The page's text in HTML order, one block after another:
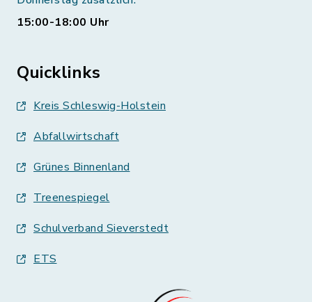
15:00-18:00 Uhr
Quicklinks
Kreis Schleswig-Holstein
Abfallwirtschaft
Grünes Binnenland
Treenespiegel
Schulverband Sieverstedt
ETS